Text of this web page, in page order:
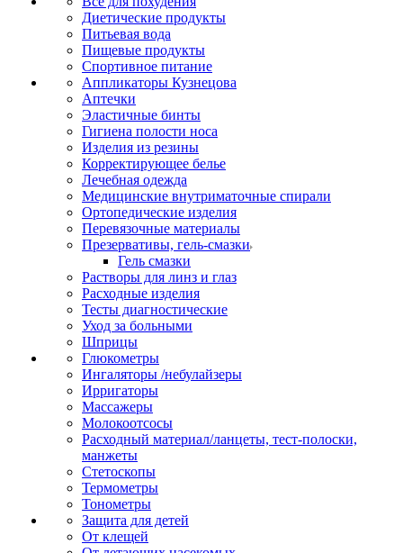
Диетические продукты
Питьевая вода
Пищевые продукты
Спортивное питание
Аппликаторы Кузнецова
Аптечки
Эластичные бинты
Гигиена полости носа
Изделия из резины
Корректирующее белье
Лечебная одежда
Медицинские внутриматочные спирали
Ортопедические изделия
Перевязочные материалы
Презервативы, гель-смазки
Гель смазки
Растворы для линз и глаз
Расходные изделия
Тесты диагностические
Уход за больными
Шприцы
Глюкометры
Ингаляторы /небулайзеры
Ирригаторы
Массажеры
Молокоотсосы
Расходный материал/ланцеты, тест-полоски,
манжеты
Стетоскопы
Термометры
Тонометры
Защита для детей
От клещей